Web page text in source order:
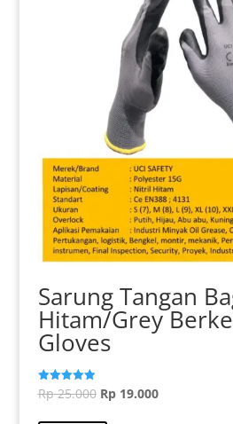
Sarung Tangan
Hitam/Grey
Gloves
Dinilai
5.00
Rp25.000 Harga
Rp19.000Harga